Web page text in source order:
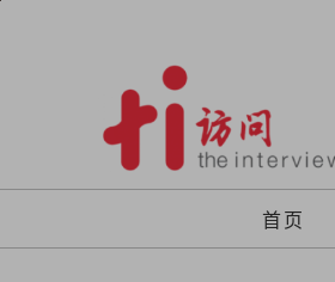
首页